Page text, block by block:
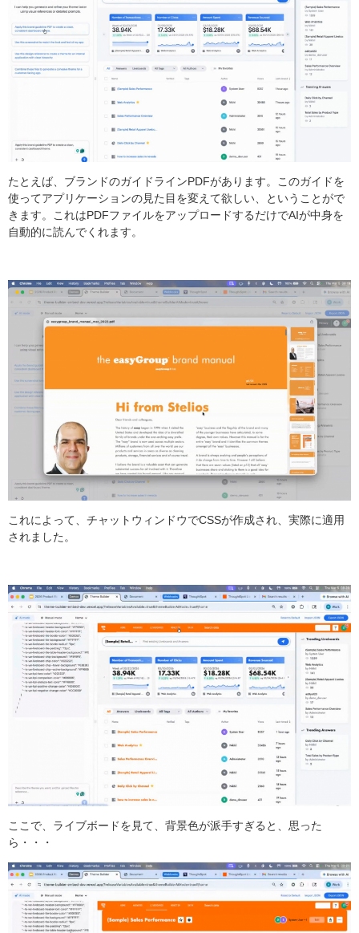
たとえば、ブランドのガイドラインPDFがあります。このガイドを
使ってアプリケーションの見た目を変えて欲しい、ということがで
きます。これはPDFファイルをアップロードするだけでAIが中身を
自動的に読んでくれます。
これによって、チャットウィンドウでCSSが作成され、実際に適用
されました。
ここで、ライブボードを見て、背景色が派手すぎると、思った
ら・・・